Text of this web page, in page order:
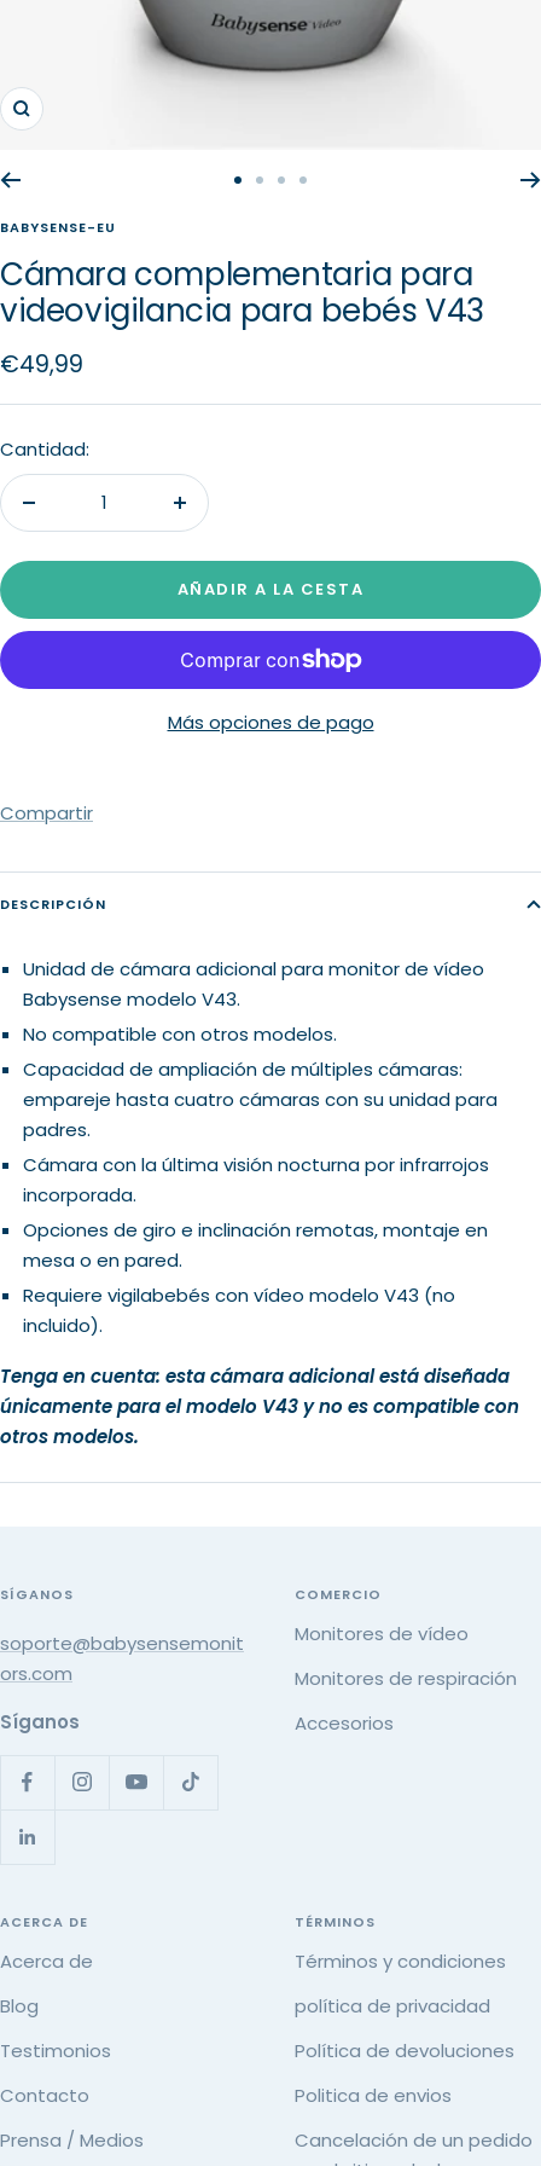
Zoom
diapositiva
diapositiva
2
diapositiva
3
diapositiva
4
BABYSENSE-EU
Cámara complementaria para
videovigilancia para bebés V43
Precio
de
venta
€49,99
Cantidad:
Decrecer
Aumentar
AÑADIR A LA CESTA
Más opciones de pago
Compartir
DESCRIPCIÓN
Unidad de cámara adicional para monitor de vídeo
Babysense modelo V43.
No compatible con otros modelos.
Capacidad de ampliación de múltiples cámaras:
empareje hasta cuatro cámaras con su unidad para
padres.
Cámara con la última visión nocturna por infrarrojos
incorporada.
Opciones de giro e inclinación remotas, montaje en
mesa o en pared.
Requiere vigilabebés con vídeo modelo V43 (no
incluido).
Tenga en cuenta: esta cámara adicional está diseñada
únicamente para el modelo V43 y no es compatible con
otros modelos.
SÍGANOS
soporte@babysensemonit
ors.com
Síganos
COMERCIO
Monitores de vídeo
Monitores de respiración
Accesorios
ACERCA DE
Acerca de
Blog
Testimonios
Contacto
Prensa / Medios
TÉRMINOS
Términos y condiciones
política de privacidad
Política de devoluciones
Politica de envios
Cancelación de un pedido